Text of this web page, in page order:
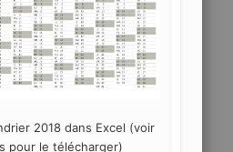
2018 dans Excel (voir
pour le télécharger)